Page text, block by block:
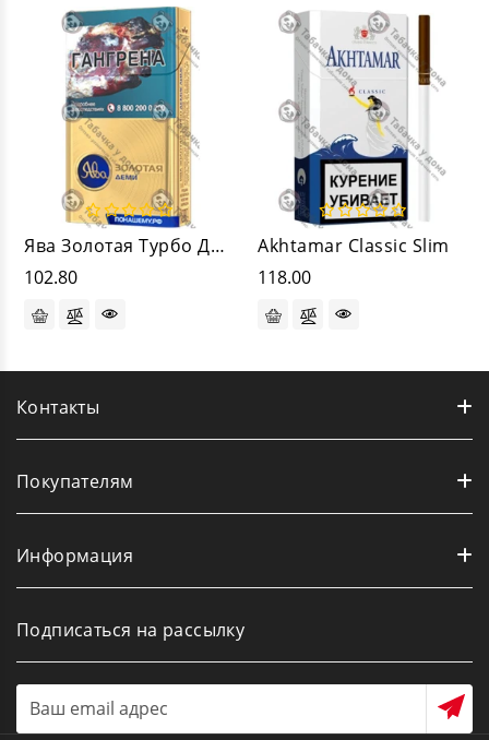
Ява Золотая Турбо Демислимс
102.80
Akhtamar Classic Slim
118.00
Контакты
Покупателям
Информация
Подписаться на рассылку